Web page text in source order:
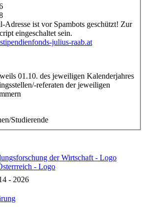
Adresse ist vor Spambots geschützt! Zur
eingeschaltet sein.
julius-raab.at
01.10. des jeweiligen Kalenderjahres
referaten der jeweiligen
Studierende
- 2026